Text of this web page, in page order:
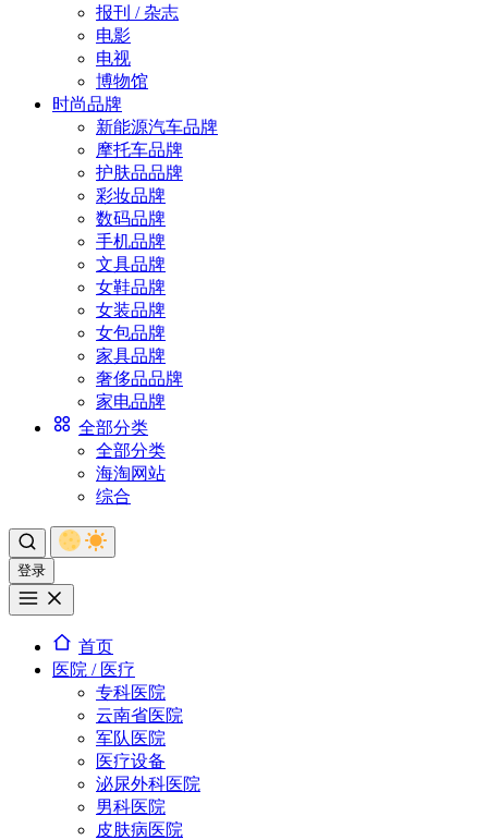
报刊 / 杂志
电影
电视
博物馆
时尚品牌
新能源汽车品牌
摩托车品牌
护肤品品牌
彩妆品牌
数码品牌
手机品牌
文具品牌
女鞋品牌
女装品牌
女包品牌
家具品牌
奢侈品品牌
家电品牌
全部分类
全部分类
海淘网站
综合
登录
首页
医院 / 医疗
专科医院
云南省医院
军队医院
医疗设备
泌尿外科医院
男科医院
皮肤病医院